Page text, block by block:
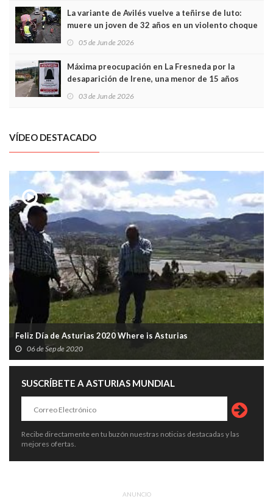
La variante de Avilés vuelve a teñirse de luto:
muere un joven de 32 años en un violento choque
frontal
05 de Jun de 2026
Máxima preocupación en La Fresneda por la
desaparición de Irene, una menor de 15 años
03 de Jun de 2026
VÍDEO DESTACADO
Feliz Día de Asturias 2020 Where is Asturias
06 de Sep de 2020
SUSCRÍBETE A ASTURIAS MUNDIAL
Recibe directamente en tu buzón nuestras noticias destacadas y las
mejores ofertas.
ANUNCIO